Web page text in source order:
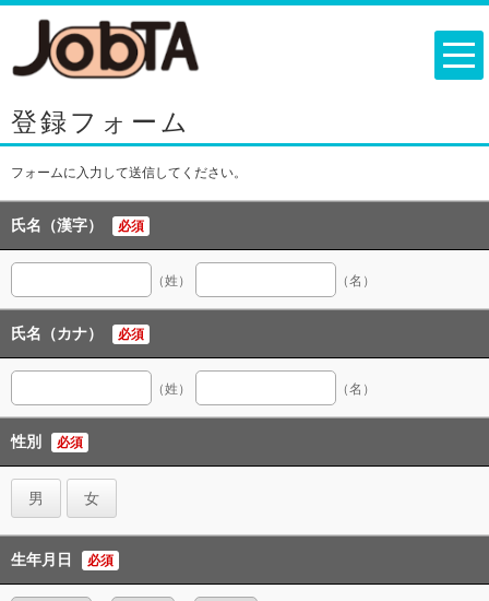
登録フォーム
フォームに入力して送信してください。
氏名（漢字） 必須
（姓） （名）
氏名（カナ） 必須
（姓） （名）
性別 必須
男 女
生年月日 必須